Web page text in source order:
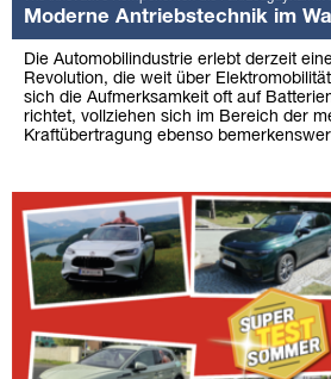
Moderne Antriebstechnik im
Die Automobilindustrie erlebt derzeit
Revolution, die weit über
sich die Aufmerksamkeit oft auf
richtet, vollziehen sich im Bereich der
Kraftübertragung ebenso